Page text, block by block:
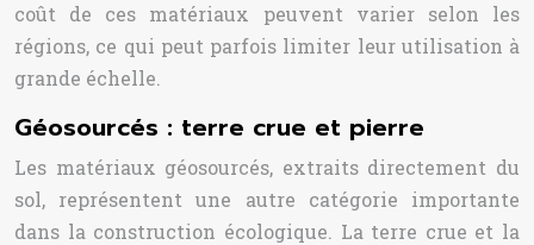
coût de ces matériaux peuvent varier selon les
régions, ce qui peut parfois limiter leur utilisation à
grande échelle.
Géosourcés : terre crue et pierre
Les matériaux géosourcés, extraits directement du
sol, représentent une autre catégorie importante
dans la construction écologique. La terre crue et la